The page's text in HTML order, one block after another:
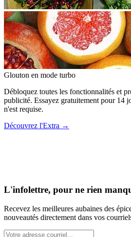
Glouton en mode turbo
Débloquez toutes les fonctionnalités et
publicité. Essayez gratuitement pour 14
n'est requise.
Découvrez l'Extra →
L'infolettre, pour ne rien
Recevez les meilleures aubaines des
nouveautés directement dans vos